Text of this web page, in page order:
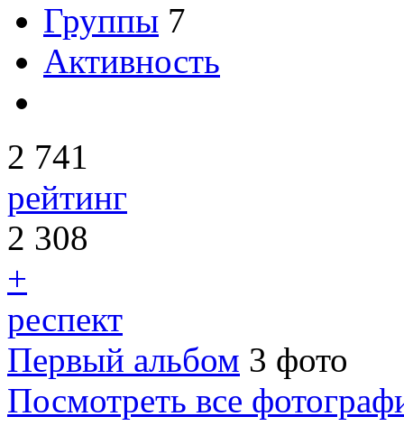
Группы 7
Активность
2 741
рейтинг
2 308
+
респект
Первый альбом 3 фото
Посмотреть все